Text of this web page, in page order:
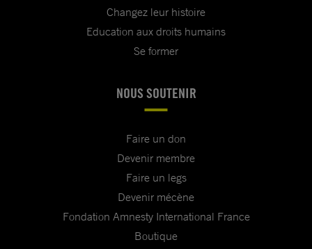
Changez leur histoire
Education aux droits humains
Se former
NOUS SOUTENIR
Faire un don
Devenir membre
Faire un legs
Devenir mécène
Fondation Amnesty International France
Boutique